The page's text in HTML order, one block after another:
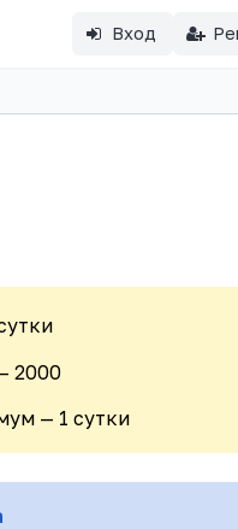
Вход
2000
— 1 сутки